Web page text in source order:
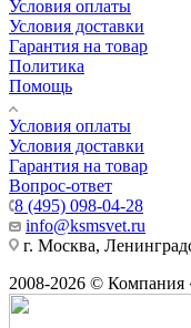
Условия оплаты
Условия доставки
Гарантия на товар
Политика
Помощь
Условия оплаты
Условия доставки
Гарантия на товар
Вопрос-ответ
8 (495) 098-04-28
info@ksmsvet.ru
г. Москва,
2008-2026 © Компания